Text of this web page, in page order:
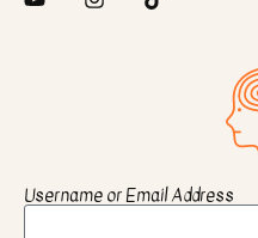
Username or Email Address